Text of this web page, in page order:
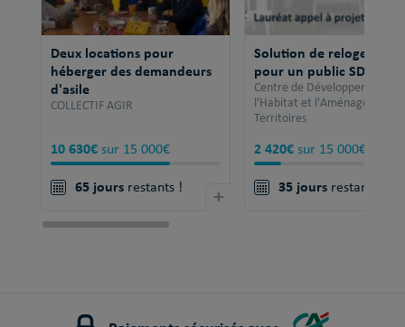
Deux locations pour
héberger des demandeurs
d'asile
COLLECTIF AGIR
10 630€ sur 15 000€
65 jours restants ! +
Solution de relogement
pour un public SDF
Centre de Développement
l'Habitat et l'Aménagement
Territoires
2 420€ sur 15 000€
35 jours restants !